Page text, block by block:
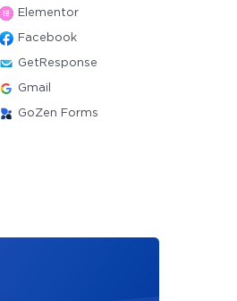
Elementor
Facebook
GetResponse
Gmail
GoZen Forms